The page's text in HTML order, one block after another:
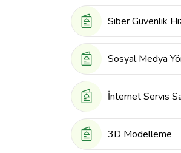
Siber Güvenlik
Sosyal Medya
İnternet Servis
3D Modelleme